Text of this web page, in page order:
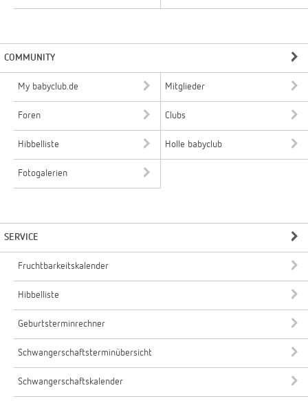
COMMUNITY
My babyclub.de Mitglieder
Foren Clubs
Hibbelliste Holle babyclub
Fotogalerien
SERVICE
Fruchtbarkeitskalender
Hibbelliste
Geburtsterminrechner
Schwangerschaftsterminübersicht
Schwangerschaftskalender